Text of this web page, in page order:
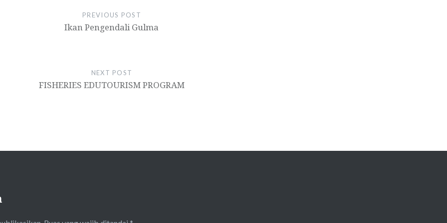
PREVIOUS POST
Ikan Pengendali Gulma
NEXT POST
FISHERIES EDUTOURISM PROGRAM